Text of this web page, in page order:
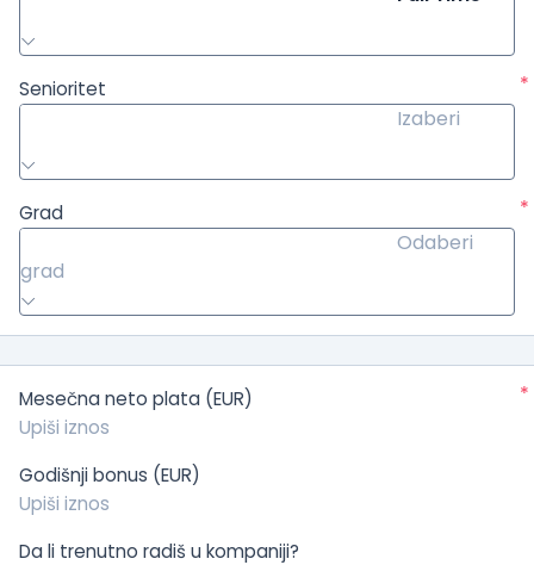
Senioritet
*
Izaberi
Grad
*
Odaberi
grad
Mesečna neto plata (EUR) *
Godišnji bonus (EUR)
Da li trenutno radiš u kompaniji?